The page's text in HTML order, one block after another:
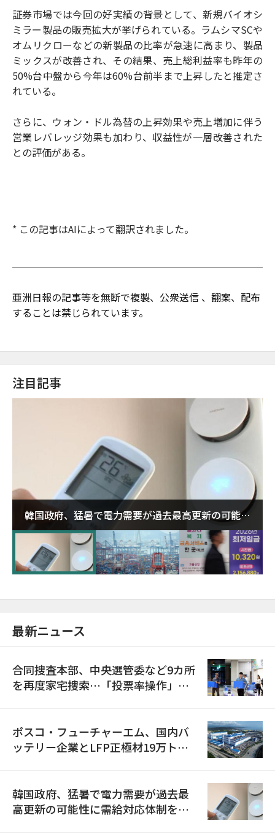
証券市場では今回の好実績の背景として、新規バイオシ
ミラー製品の販売拡大が挙げられている。ラムシマSCや
オムリクローなどの新製品の比率が急速に高まり、製品
ミックスが改善され、その結果、売上総利益率も昨年の
50%台中盤から今年は60%台前半まで上昇したと推定さ
れている。
さらに、ウォン・ドル為替の上昇効果や売上増加に伴う
営業レバレッジ効果も加わり、収益性が一層改善された
との評価がある。
* この記事はAIによって翻訳されました。
亜洲日報の記事等を無断で複製、公衆送信 、翻案、配布
することは禁じられています。
注目記事
韓国政府、猛暑で電力需要が過去最高更新の可能性
に需給対応体制を点検
最新ニュース
合同捜査本部、中央選管委など9カ所
を再度家宅捜索…「投票率操作」の
ポスコ・フューチャーエム、国内バ
ッテリー企業とLFP正極材19万トン
韓国政府、猛暑で電力需要が過去最
高更新の可能性に需給対応体制を点